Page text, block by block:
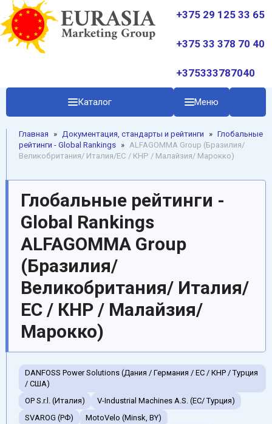
+375 29 125 33 65
+375 33 378 70 40
+375333787040
Каталог Меню
Главная » Документация, стандарты и рейтинги » Глобальные
рейтинги - Global Rankings » ALFAGOMMA Group (Бразилия/
Великобритания/ Италия/ЕС / КНР / Малайзия/ Марокко)
Глобальные рейтинги -
Global Rankings
ALFAGOMMA Group
(Бразилия/
Великобритания/ Италия/
ЕС / КНР / Малайзия/
Марокко)
DANFOSS Power Solutions (Дания / Германия / EC / КНР / Турция
/ США)
OP S.r.l. (Италия)
V-Industrial Machines A.S. (EC/ Турция)
SVAROG (РФ)
MotoVelo (Minsk, BY)